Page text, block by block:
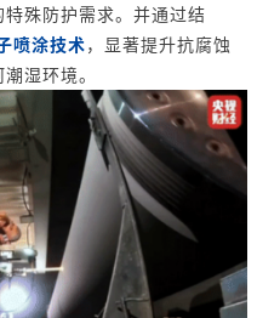
殊防护需求。并通过结
喷涂技术，显著提升抗腐蚀
湿环境。